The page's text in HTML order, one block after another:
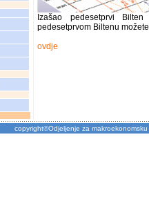
Izašao pedesetprvi
pedesetprvom Biltenu
ovdje
copyright©Odjeljenje za